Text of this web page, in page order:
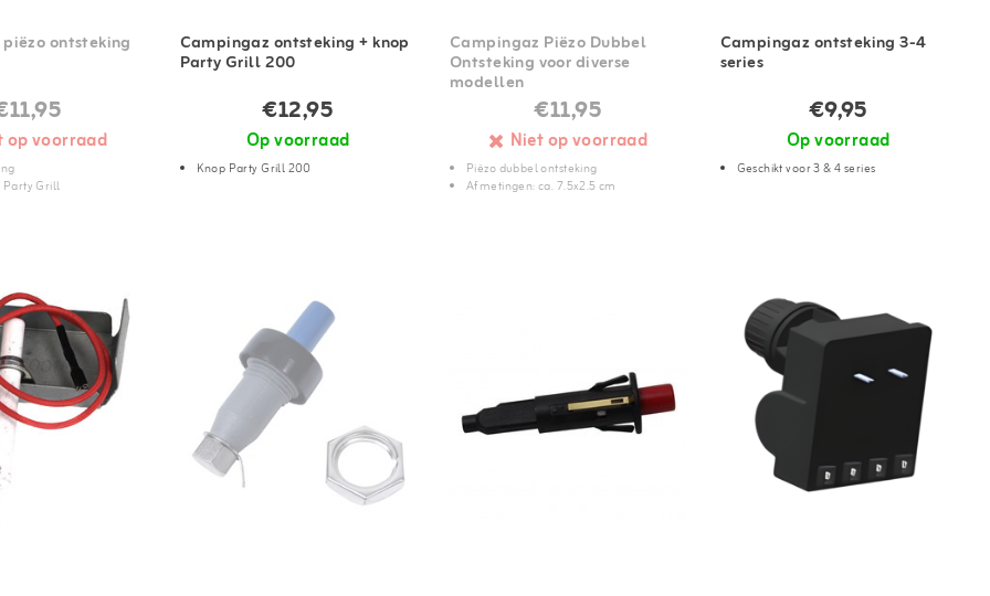
ontsteking
op voorraad
Party Grill
Campingaz ontsteking + knop
Party Grill 200
€12,95
Op voorraad
Knop Party Grill 200
Campingaz Piëzo Dubbel
Ontsteking voor diverse
modellen
€11,95
Niet op voorraad
Piëzo dubbel ontsteking
Afmetingen: ca. 7.5x2.5 cm
Campingaz ontsteking 3-4
series
€9,95
Op voorraad
Geschikt voor 3 & 4 series